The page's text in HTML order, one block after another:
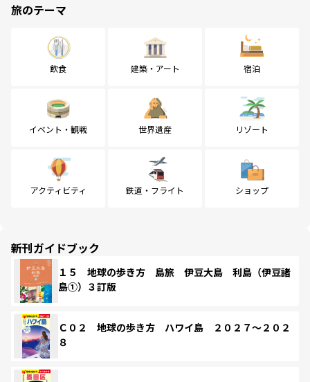
旅のテーマ
飲食 建築・アート 宿泊
イベント・観戦 世界遺産 リゾート
アクティビティ 鉄道・フライト ショップ
新刊ガイドブック
１５ 地球の歩き方 島旅 伊豆大島 利島（伊豆諸
島①）３訂版
Ｃ０２ 地球の歩き方 ハワイ島 ２０２７～２０２
８